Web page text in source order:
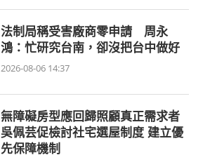
法制局稱受害廠商零申請 周永
鴻：忙研究台南，卻沒把台中做好
2026-08-06 14:37
無障礙房型應回歸照顧真正需求者
吳佩芸促檢討社宅選屋制度 建立優
先保障機制